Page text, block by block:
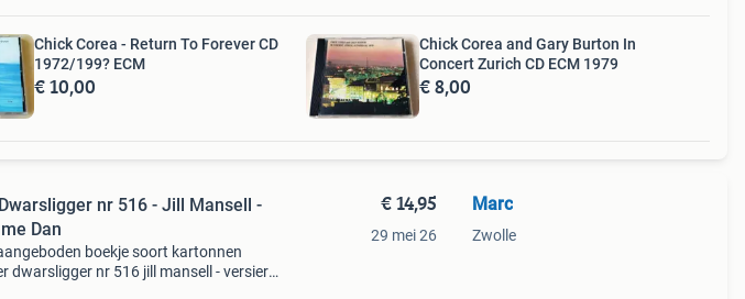
Chick Corea - Return To Forever CD
1972/199? ECM
€ 10,00
Chick Corea and Gary Burton In
Concert Zurich CD ECM 1979
€ 8,00
nr 516 - Jill Mansell -
Dan
boekje soort kartonnen
dwarsligger nr 516 jill mansell - versier
€ 14,95
29 mei 26
Marc
Zwolle